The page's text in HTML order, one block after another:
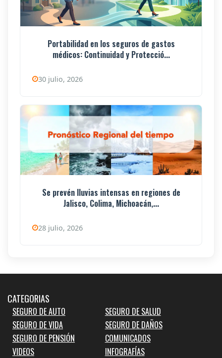
Portabilidad en los seguros de gastos
médicos: Continuidad y Protecció...
30 julio, 2026
Se prevén lluvias intensas en regiones de
Jalisco, Colima, Michoacán,...
28 julio, 2026
CATEGORIAS
SEGURO DE AUTO
SEGURO DE SALUD
SEGURO DE VIDA
SEGURO DE DAÑOS
SEGURO DE PENSIÓN
COMUNICADOS
VIDEOS
INFOGRAFÍAS